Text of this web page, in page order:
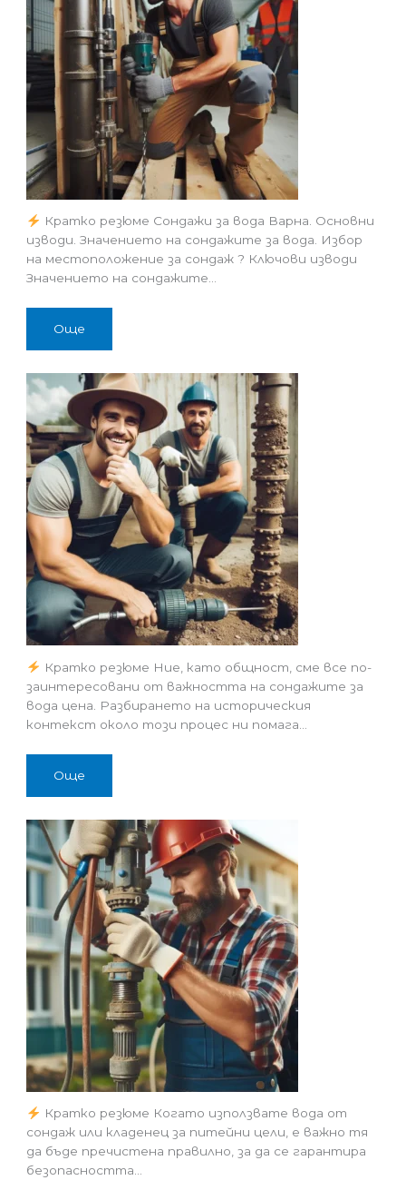
Кратко резюме Сондажи за вода Варна. Основни
изводи. Значението на сондажите за вода. Избор
на местоположение за сондаж ? Ключови изводи
Значението на сондажите…
Още
Кратко резюме Ние, като общност, сме все по-
заинтересовани от важността на сондажите за
вода цена. Разбирането на историческия
контекст около този процес ни помага…
Още
Кратко резюме Когато използвате вода от
сондаж или кладенец за питейни цели, е важно тя
да бъде пречистена правилно, за да се гарантира
безопасността…